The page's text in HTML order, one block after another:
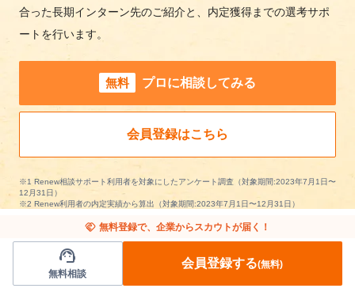
合った長期インターン先のご紹介と、内定獲得までの選考サポ
ートを行います。
無料 プロに相談してみる
会員登録はこちら
※1 Renew相談サポート利用者を対象にしたアンケート調査（対象期間:2023年7月1日〜
12月31日）
※2 Renew利用者の内定実績から算出（対象期間:2023年7月1日〜12月31日）
handshake 無料登録で、企業からスカウトが届く！
support_agent
無料相談
会員登録する(無料)